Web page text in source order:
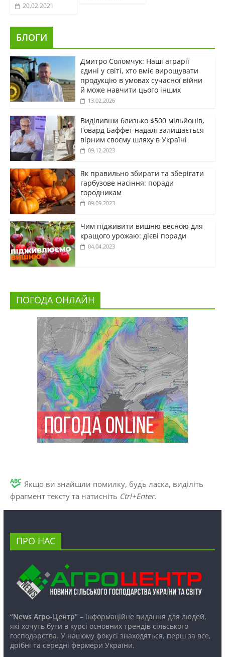
20.02.2021
БЛОГИ
Дмитро Соломчук: Наші аграрії
єдині у світі, хто вміє вирощувати
продукцію в умовах сучасної війни
й може навчити цього інших
13.02.2026
Виділивши близько $500 мільйонів,
Говард Баффет надалі залишається
вірним своєму шляху в Україні
09.12.2023
Як правильно збирати та зберігати
гарбузове насіння: поради
городникам
09.09.2023
Чим підживити вишню весною для
кращого урожаю: дієві поради
04.04.2023
ПОГОДА ОНЛАЙН
Якщо ви знайшли помилку, будь ласка, виділіть
фрагмент тексту та натисніть Ctrl+Enter.
ПРО НАС
“News Агро-Центр”– інформаційне видання для людей,
які хочуть бути в курсі основних трендів сільського
господарства. У нашому фокусі знаходяться, перш за все,
дрібні та середні фермери України.